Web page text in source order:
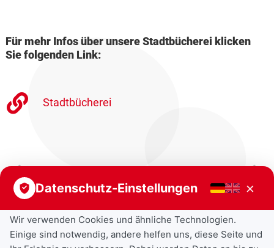
Für mehr Infos über unsere Stadtbücherei klicken
Sie folgenden Link:
Stadtbücherei
Datenschutz-Einstellungen ×
Wir verwenden Cookies und ähnliche Technologien.
Einige sind notwendig, andere helfen uns, diese Seite und